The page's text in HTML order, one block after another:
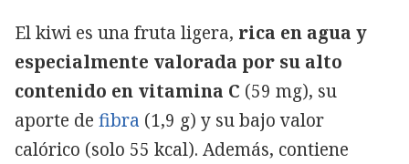
El kiwi es una fruta ligera, rica en agua y
especialmente valorada por su alto
contenido en vitamina C (59 mg), su
aporte de fibra (1,9 g) y su bajo valor
calórico (solo 55 kcal). Además, contiene